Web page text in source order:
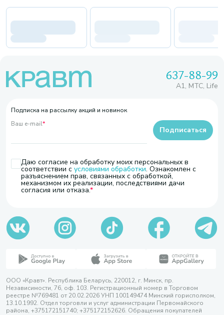
637-88-99
A1, МТС, Life
Подписка на рассылку акций и новинок
Ваш e-mail*
Даю согласие на обработку моих персональных в
соответствии с условиями обработки. Ознакомлен с
разъяснением прав, связанных с обработкой,
механизмом их реализации, последствиями дачи
согласия или отказа.
Подписаться
ООО «Кравт». Республика Беларусь, 220012, г. Минск, пр.
Независимости, 76, оф. 103. Регистрационный номер в Торговом
реестре №769481 от 20.02.2026 УНП 100149474 Минский горисполком,
13.10.1992. Отдел торговли и услуг администрации Первомайского
района, +375172151740; +375172152626. Обращения покупателей